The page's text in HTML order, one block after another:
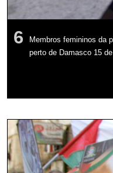
6
Membros femininos da
perto de Damasco 15